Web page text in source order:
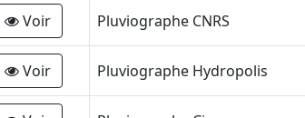
Voir Pluviographe CNRS
Voir Pluviographe Hydropolis